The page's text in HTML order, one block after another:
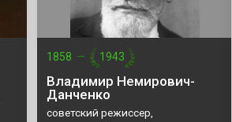
1858 — 1943
Владимир Немирович-
Данченко
советский режиссер,